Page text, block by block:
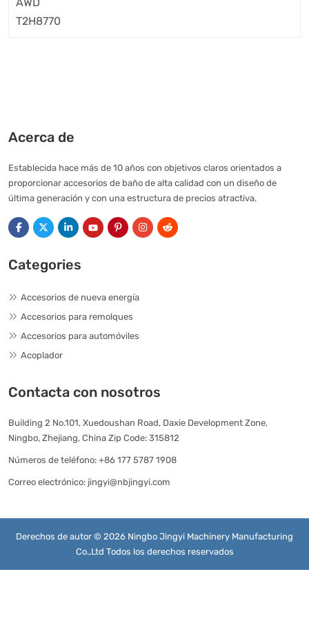
Acerca de
Establecida hace más de 10 años con objetivos claros orientados a
proporcionar accesorios de baño de alta calidad con un diseño de
última generación y con una estructura de precios atractiva.
Categories
Accesorios de nueva energía
Accesorios para remolques
Accesorios para automóviles
Acoplador
Contacta con nosotros
Building 2 No.101, Xuedoushan Road, Daxie Development Zone,
Ningbo, Zhejiang, China Zip Code: 315812
Números de teléfono: +86 177 5787 1908
Correo electrónico: jingyi@nbjingyi.com
Derechos de autor © 2026 Ningbo Jingyi Machinery Manufacturing
Co.,Ltd Todos los derechos reservados